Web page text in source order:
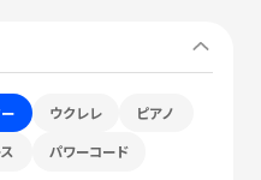
ウクレレ ピアノ
パワーコード